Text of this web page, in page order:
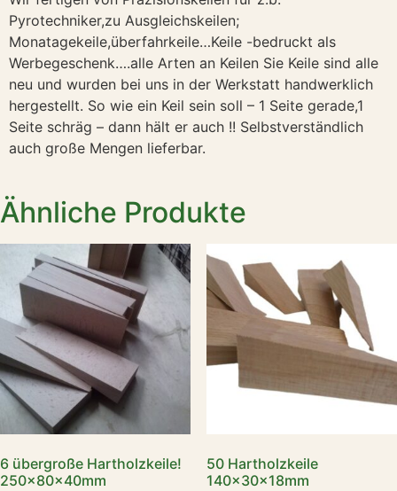
Pyrotechniker,zu Ausgleichskeilen;
Monatagekeile,überfahrkeile…Keile -bedruckt als
Werbegeschenk….alle Arten an Keilen Sie Keile sind alle
neu und wurden bei uns in der Werkstatt handwerklich
hergestellt. So wie ein Keil sein soll – 1 Seite gerade,1
Seite schräg – dann hält er auch !! Selbstverständlich
auch große Mengen lieferbar.
Ähnliche Produkte
6 übergroße Hartholzkeile!
250x80x40mm
50 Hartholzkeile
140x30x18mm